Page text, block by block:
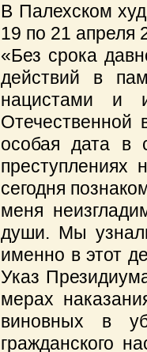
В Палехском
19 по 21 апреля
«Без срока
действий в
нацистами и
Отечественной
особая дата в
сегодня
меня
души. Мы
именно в этот
Указ
мерах
виновных в
гражданского